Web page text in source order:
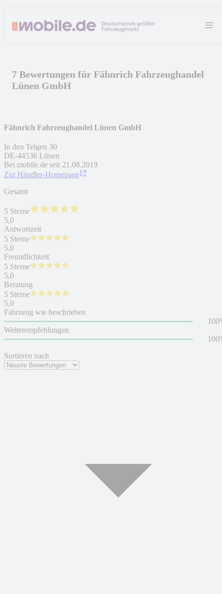
7 Bewertungen für Fähnrich Fahrzeughandel
Lünen GmbH
Sortieren nach
Fähnrich Fahrzeughandel Lünen GmbH
In den Telgen 30
DE-44536 Lünen
Bei mobile.de seit 21.08.2019
Zur Händler-Homepage
Gesamt
5 Sterne
5,0
Antwortzeit
5 Sterne
5,0
Freundlichkeit
5 Sterne
5,0
Beratung
5 Sterne
5,0
Fahrzeug wie beschrieben
Weiterempfehlungen